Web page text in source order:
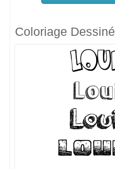
Coloriage Dessiné